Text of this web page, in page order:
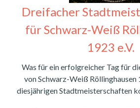
Dreifacher
für Schwarz-Weiß
1923 e.V.
Was für ein erfolgreicher Tag für
von Schwarz-Weiß Röllinghausen
diesjährigen Stadtmeisterschaften